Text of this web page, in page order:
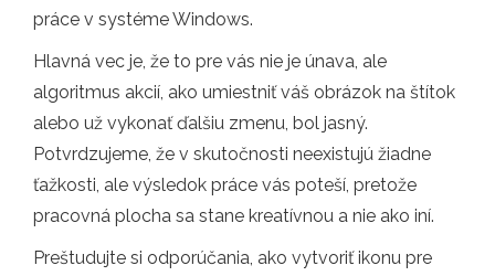
práce v systéme Windows.
Hlavná vec je, že to pre vás nie je únava, ale
algoritmus akcií, ako umiestniť váš obrázok na štítok
alebo už vykonať ďalšiu zmenu, bol jasný.
Potvrdzujeme, že v skutočnosti neexistujú žiadne
ťažkosti, ale výsledok práce vás poteší, pretože
pracovná plocha sa stane kreatívnou a nie ako iní.
Preštudujte si odporúčania, ako vytvoriť ikonu pre